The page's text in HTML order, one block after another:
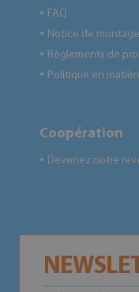
● FAQ
● Notice de montage
● Règlements de
● Politique en
Coopération
● Devenez notre